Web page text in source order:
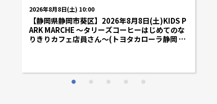
2026年8月8日(土) 10:00
【静岡県静岡市葵区】2026年8月8日(土)KIDS P
ARK MARCHE 〜タリーズコーヒーはじめてのな
りきりカフェ店員さん〜(トヨタカローラ静岡 千